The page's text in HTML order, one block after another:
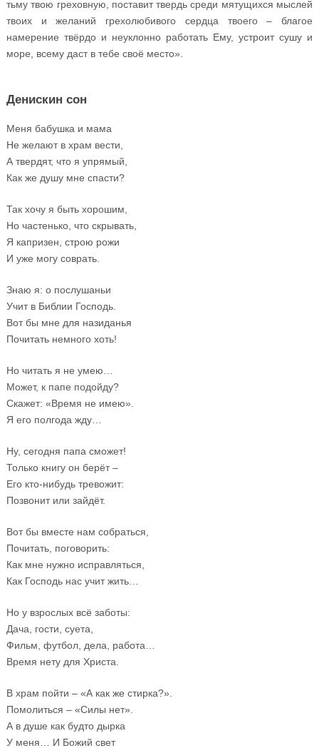
тьму твою греховную, поставит твердь среди мятущихся мыслей
твоих и желаний грехолюбивого сердца твоего – благое
намерение твёрдо и неуклонно работать Ему, устроит сушу и
море, всему даст в тебе своё место».
Денискин сон
Меня бабушка и мама
Не желают в храм вести,
А твердят, что я упрямый,
Как же душу мне спасти?
Так хочу я быть хорошим,
Но частенько, что скрывать,
Я капризен, строю рожи
И уже могу соврать.
Знаю я: о послушаньи
Учит в Библии Господь.
Вот бы мне для назиданья
Почитать немного хоть!
Но читать я не умею…
Может, к папе подойду?
Скажет: «Время не имею».
Я его полгода жду…
Ну, сегодня папа сможет!
Только книгу он берёт –
Его кто-нибудь тревожит:
Позвонит или зайдёт.
Вот бы вместе нам собраться,
Почитать, поговорить:
Как мне нужно исправляться,
Как Господь нас учит жить…
Но у взрослых всё заботы:
Дача, гости, суета,
Фильм, футбол, дела, работа…
Время нету для Христа.
В храм пойти – «А как же стирка?».
Помолиться – «Силы нет».
А в душе как будто дырка
У меня… И Божий свет